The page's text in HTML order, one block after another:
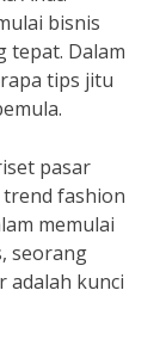
bisnis
tepat. Dalam
tips jitu
pasar
fashion
memulai
seorang
adalah kunci